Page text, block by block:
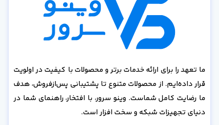
ما تعهد را برای ارائه خدمات برتر و محصولات با کیفیت در اولویت
قرار داده‌ایم. از محصولات متنوع تا پشتیبانی پس‌از‌فروش، هدف
ما رضایت کامل شماست. وینو سرور، با افتخار، راهنمای شما در
دنیای تجهیزات شبکه و سخت افزار است.